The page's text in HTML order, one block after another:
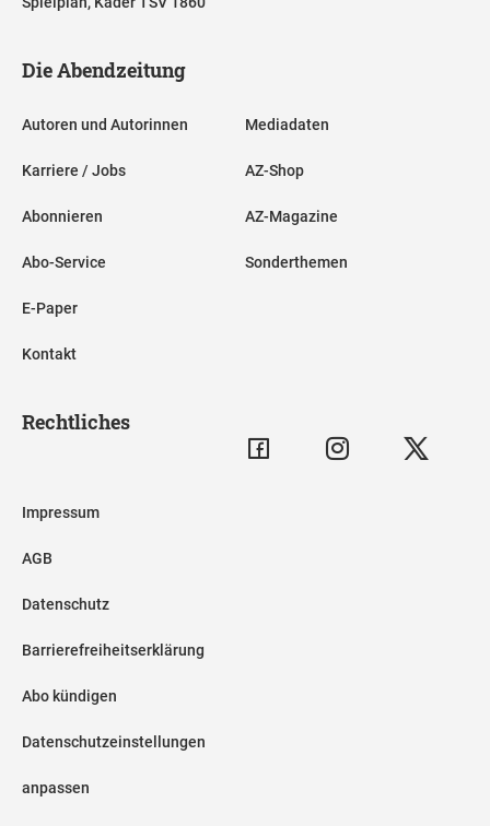
Die Abendzeitung
Autoren und Autorinnen
Karriere / Jobs
Abonnieren
Abo-Service
E-Paper
Kontakt
Mediadaten
AZ-Shop
AZ-Magazine
Sonderthemen
Rechtliches
Impressum
AGB
Datenschutz
Barrierefreiheitserklärung
Abo kündigen
Datenschutzeinstellungen
anpassen